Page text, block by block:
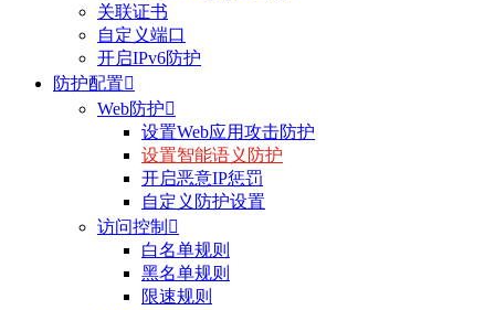
关联证书
自定义端口
开启IPv6防护
防护配置
Web防护
设置Web应用攻击防护
设置智能语义防护
开启恶意IP惩罚
自定义防护设置
访问控制 
白名单规则
黑名单规则
限速规则